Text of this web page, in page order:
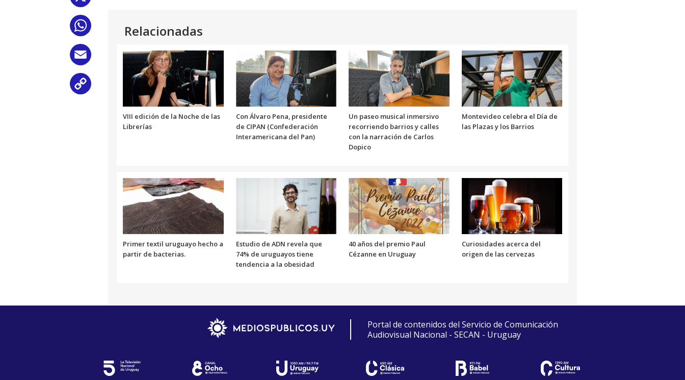
WhatsApp
aumentar
o
disminuir
el
volumen.
Relacionadas
VIII edición de la Noche de las
Librerías
Con Álvaro Pena, presidente
de CIPAN (Confederación
Interamericana del Pan)
Un paseo musical inmersivo
recorriendo barrios y calles
con la narración de Carlos
Dopico
Montevideo celebra el Día de
las Plazas y los Barrios
Primer textil uruguayo hecho a
partir de bacterias.
Estudio de ADN revela que
74% de uruguayos tiene
tendencia a la obesidad
40 años del premio Paul
Cézanne en Uruguay
Curiosidades acerca del
origen de las cervezas
Portal de contenidos del Servicio de Comunicación
Audiovisual Nacional - SECAN - Uruguay